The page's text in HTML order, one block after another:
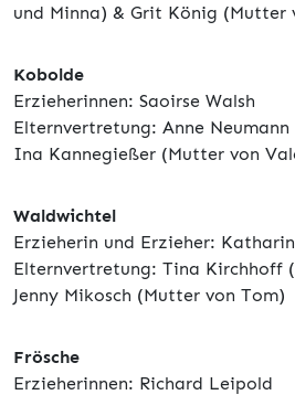
und Minna) & Grit König (Mutter
Kobolde
Erzieherinnen: Saoirse Walsh
Elternvertretung: Anne
Ina Kannegießer (Mutter von
Waldwichtel
Erzieherin und Erzieher:
Elternvertretung: Tina Kirchhoff
Jenny Mikosch (Mutter von Tom)
Frösche
Erzieherinnen: Richard Leipold